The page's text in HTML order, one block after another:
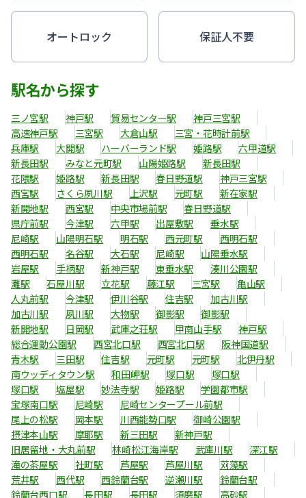
オートロック 保証人不要
駅名から探す
三ノ宮駅 神戸駅 貿易センター駅
神戸三宮駅
高速神戸駅
三宮駅 大倉山駅
三宮・花時計前駅
兵庫駅
大開駅 ハーバーランド駅 姫路駅
六甲道駅
新長田駅
みなと元町駅 山陽姫路駅
新長田駅
花隈駅
姫路駅 新長田駅 春日野道駅
神戸三宮駅
西宮駅
さくら夙川駅 上沢駅 元町駅
新在家駅
新開地駅
西宮駅 中央市場前駅
春日野道駅
県庁前駅
今津駅 六甲駅 出屋敷駅
垂水駅
尼崎駅
山陽明石駅 明石駅 西元町駅
西明石駅
西明石駅
名谷駅 大石駅 尼崎駅
山陽垂水駅
岩屋駅
手柄駅 新神戸駅 東垂水駅
湊川公園駅
灘駅
石屋川駅 立花駅 藤江駅 三宮駅
亀山駅
人丸前駅
今津駅 伊川谷駅 住吉駅
加古川駅
加古川駅
夙川駅 大物駅 御影駅
御影駅
新開地駅
日岡駅 武庫之荘駅 甲南山手駅
神戸駅
総合運動公園駅
西宮北口駅 西宮北口駅
阪神国道駅
青木駅
三田駅 住吉駅 元町駅 元町駅
北伊丹駅
南ウッディタウン駅
和田岬駅 塚口駅
塚口駅
塚口駅
塩屋駅 妙法寺駅 姫路駅
学園都市駅
宝塚南口駅
尼崎駅
尼崎センタープール前駅
尾上の松駅
岡本駅 川西能勢口駅
御崎公園駅
摂津本山駅
摩耶駅 新三田駅
新神戸駅
旧居留地・大丸前駅
林崎松江海岸駅 武庫川駅
深江駅
滝の茶屋駅
社町駅 芦屋駅 芦屋川駅
苅藻駅
荒井駅
西代駅 西鈴蘭台駅 逆瀬川駅
鈴蘭台駅
鈴蘭台西口駅
長田駅 長田駅 須磨駅 高砂駅